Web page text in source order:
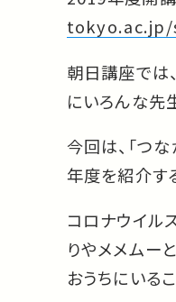
tokyo.ac.jp/
朝日講座では
にいろんな先
今回は、「つ
年度を紹介す
コロナウイル
りやメメムー
おうちにいる